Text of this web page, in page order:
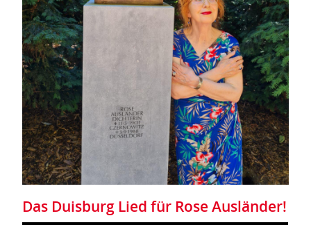
Das Duisburg Lied für Rose Ausländer!